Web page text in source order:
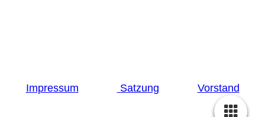
Impressum Satzung Vorstand